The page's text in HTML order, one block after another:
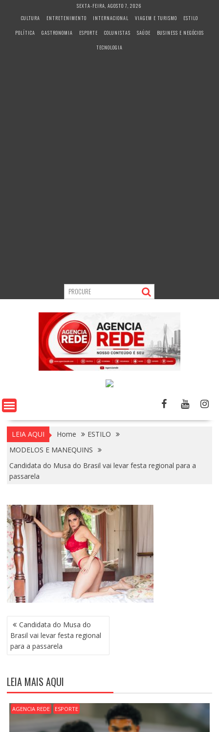
SEXTA-FEIRA, AGOSTO 7, 2026
CULTURA
ENTRETENIMENTO INTERNACIONAL VIAGEM E TURISMO
ESTILO
POLÍTICA
GASTRONOMIA ESPORTE COLUNISTAS SAÚDE
BUSINESS E NEGÓCIOS
TECNOLOGIA
LEIA AQUI Home
ESTILO
MODELOS E MANEQUINS
Candidata do Musa do Brasil vai levar festa regional para a
passarela
N
A
V
E
A
Ç
Ã
O
D
Candidata do Musa do
Brasil vai levar festa regional
para a passarela
LEIA MAIS AQUI
AGENCIA REDE ESPORTE